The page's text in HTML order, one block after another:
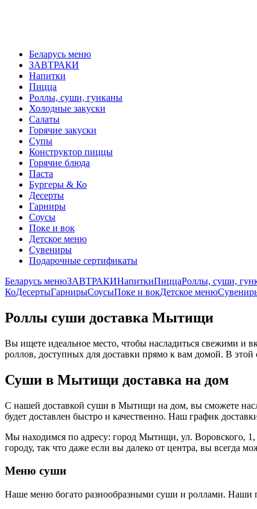
Беларусь меню
ЗАВТРАКИ
Напитки
Пицца
Роллы, суши, гунканы
Холодные закуски
Салаты
Горячие закуски
Супы
Конструктор пиццы
Горячие блюда
Паста
Бургеры & Ко
Десерты
Гарниры
Соусы
Поке и вок
Детское меню
Сувениры
Подарочные сертификаты
Беларусь менюЗАВТРАКИНапиткиПиццаРоллы, суши,
КоДесертыГарнирыСоусыПоке и вокДетское меню
Роллы суши доставка Мытищи
Вы ищете идеальное место, чтобы насладиться свежими
роллов, доступных для доставки прямо к вам домой. В
Суши в Мытищи доставка на дом
С нашей доставкой суши в Мытищи на дом, вы сможете
будет доставлен быстро и качественно. Наш график
Мы находимся по адресу: город Мытищи, ул. Воровского,
городу, так что даже если вы далеко от центра, вы всегда
Меню суши
Наше меню богато разнообразными суши и роллами. Наши